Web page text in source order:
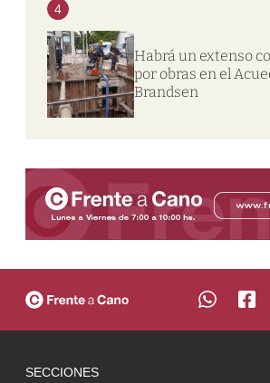
4
Habrá un extenso
por obras en el
Brandsen
SECCIONES